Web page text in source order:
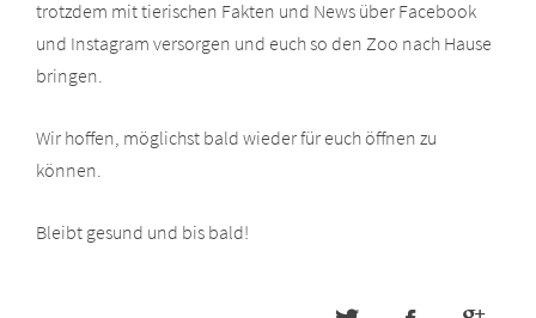
trotzdem mit tierischen Fakten und News über Facebook
und Instagram versorgen und euch so den Zoo nach Hause
bringen.
Wir hoffen, möglichst bald wieder für euch öffnen zu
können.
Bleibt gesund und bis bald!